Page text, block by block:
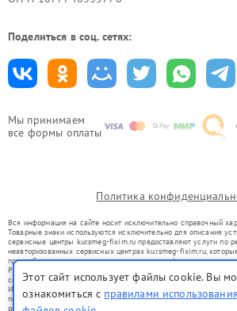
Мы принимаем
все формы оплаты
Поделиться в соц. сетях:
Политика
Вся информация на сайте носит исключительно справочный
Товарные знаки используются исключительно для описания
сервисные центры kur.smeg-fixim.ru предоставляют услуги по
неавторизованных сервисных центрах kur.smeg-fixim.ru,
правообладателями товарных знаков или их официальными
Ремонт осуществляется для устройств, уже введенных в
со статьей 1487 ГК РФ.
Использование товарных знаков не преследует цели
потребителей в заблуждение, а служит для информирования о
ремонту техники указанных брендов.
Этот сайт использует файлы cookie. Вы
ознакомиться с правилами использования